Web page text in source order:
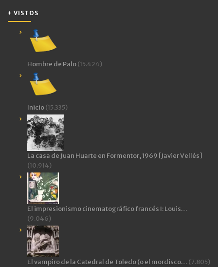
+ VISTOS
Hombre de Palo(15.424)
Inicio(15.335)
La casa de Juan Huarte en Formentor, 1969 [Javier Vellés]
(10.914)
El impresionismo cinematográfico francés I: Louis…
(9.046)
El vampiro de la Catedral de Toledo (o el mordisco… (7.805)